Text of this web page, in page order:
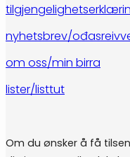
nyhetsbrev/
om oss/min birra
lister/listtut
Om du ønsker å få